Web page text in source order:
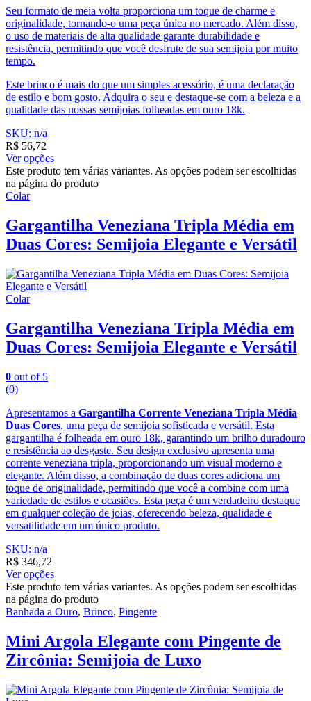
Seu formato de meia volta proporciona um toque de charme e
originalidade, tornando-o uma peça única no mercado. Além disso,
o uso de materiais de alta qualidade garante durabilidade e
resistência, permitindo que você desfrute de sua semijoia por muito
tempo.
Este brinco é mais do que um simples acessório, é uma declaração
de estilo e bom gosto. Adquira o seu e destaque-se com a beleza e a
qualidade das nossas semijoias folheadas em ouro 18k.
SKU: n/a
R$ 56,72
Ver opções
Este produto tem várias variantes. As opções podem ser escolhidas
na página do produto
Colar
Gargantilha Veneziana Tripla Média em
Duas Cores: Semijoia Elegante e Versátil
Colar
Gargantilha Veneziana Tripla Média em
Duas Cores: Semijoia Elegante e Versátil
0 out of 5
(0)
Apresentamos a Gargantilha Corrente Veneziana Tripla Média
Duas Cores, uma peça de semijoia sofisticada e versátil. Esta
gargantilha é folheada em ouro 18k, garantindo um brilho duradouro
e resistência ao desgaste. Seu design exclusivo apresenta uma
corrente veneziana tripla, proporcionando um visual moderno e
elegante. Além disso, a combinação de duas cores adiciona um
toque de originalidade, permitindo que você a combine com uma
variedade de estilos e ocasiões. Esta peça é um verdadeiro destaque
em qualquer coleção de joias, oferecendo beleza, qualidade e
versatilidade em um único produto.
SKU: n/a
R$ 346,72
Ver opções
Este produto tem várias variantes. As opções podem ser escolhidas
na página do produto
Banhada a Ouro, Brinco, Pingente
Mini Argola Elegante com Pingente de
Zircônia: Semijoia de Luxo